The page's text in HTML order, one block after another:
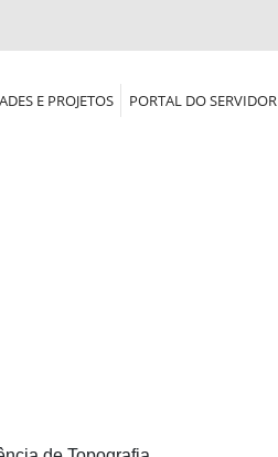
E PROJETOS PORTAL DO SERVIDOR